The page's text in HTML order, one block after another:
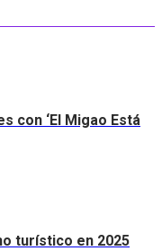
con ‘El Migao Está
turístico en 2025